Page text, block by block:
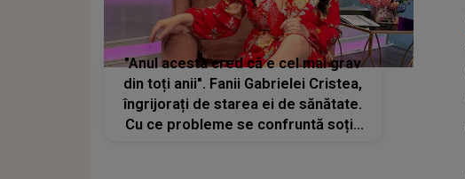
"Anul acesta cred că e cel mai grav
din toți anii". Fanii Gabrielei Cristea,
îngrijorați de starea ei de sănătate.
Cu ce probleme se confruntă soția